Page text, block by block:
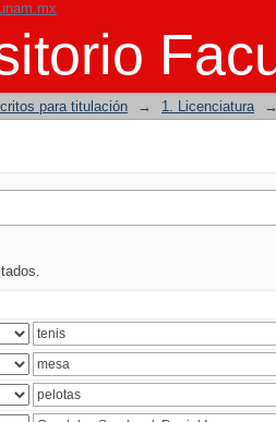
para titulación → 1. Licenciatura